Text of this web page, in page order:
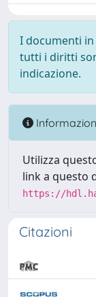
I documenti
tutti i diritti
indicazione.
Utilizza
link a questo
https://
Citazioni